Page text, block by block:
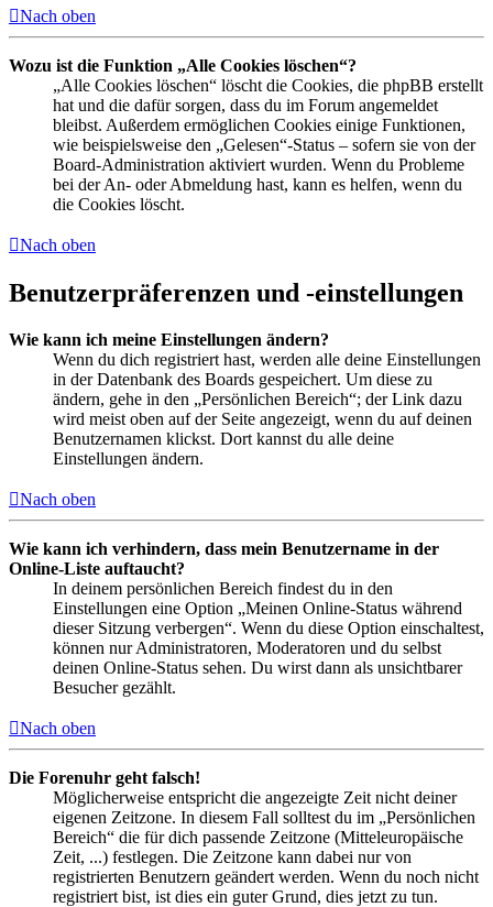
Nach oben
Wozu ist die Funktion „Alle Cookies löschen“?
„Alle Cookies löschen“ löscht die Cookies, die phpBB erstellt
hat und die dafür sorgen, dass du im Forum angemeldet
bleibst. Außerdem ermöglichen Cookies einige Funktionen,
wie beispielsweise den „Gelesen“-Status – sofern sie von der
Board-Administration aktiviert wurden. Wenn du Probleme
bei der An- oder Abmeldung hast, kann es helfen, wenn du
die Cookies löscht.
Nach oben
Benutzerpräferenzen und -einstellungen
Wie kann ich meine Einstellungen ändern?
Wenn du dich registriert hast, werden alle deine Einstellungen
in der Datenbank des Boards gespeichert. Um diese zu
ändern, gehe in den „Persönlichen Bereich“; der Link dazu
wird meist oben auf der Seite angezeigt, wenn du auf deinen
Benutzernamen klickst. Dort kannst du alle deine
Einstellungen ändern.
Nach oben
Wie kann ich verhindern, dass mein Benutzername in der
Online-Liste auftaucht?
In deinem persönlichen Bereich findest du in den
Einstellungen eine Option „Meinen Online-Status während
dieser Sitzung verbergen“. Wenn du diese Option einschaltest,
können nur Administratoren, Moderatoren und du selbst
deinen Online-Status sehen. Du wirst dann als unsichtbarer
Besucher gezählt.
Nach oben
Die Forenuhr geht falsch!
Möglicherweise entspricht die angezeigte Zeit nicht deiner
eigenen Zeitzone. In diesem Fall solltest du im „Persönlichen
Bereich“ die für dich passende Zeitzone (Mitteleuropäische
Zeit, ...) festlegen. Die Zeitzone kann dabei nur von
registrierten Benutzern geändert werden. Wenn du noch nicht
registriert bist, ist dies ein guter Grund, dies jetzt zu tun.